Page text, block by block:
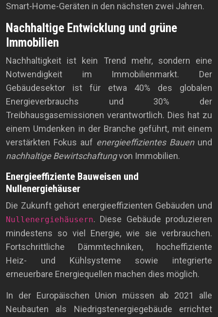
Smart-Home-Geräten in den nächsten zwei Jahren.
Nachhaltige Entwicklung und grüne
Immobilien
Nachhaltigkeit ist kein Trend mehr, sondern eine
Notwendigkeit im Immobilienmarkt. Der
Gebäudesektor ist für etwa 40% des globalen
Energieverbrauchs und 30% der
Treibhausgasemissionen verantwortlich. Dies hat zu
einem Umdenken in der Branche geführt, mit einem
verstärkten Fokus auf energieeffizientes Bauenund
nachhaltige Bewirtschaftungvon Immobilien.
Energieeffiziente Bauweisen und
Nullenergiehäuser
Die Zukunft gehört energieeffizienten Gebäuden und
Nullenergiehäusern. Diese Gebäude produzieren
mindestens so viel Energie, wie sie verbrauchen.
Fortschrittliche Dämmtechniken, hocheffiziente
Heiz- und Kühlsysteme sowie integrierte
erneuerbare Energiequellen machen dies möglich.
In der Europäischen Union müssen ab 2021 alle
Neubauten als Niedrigstenergiegebäude errichtet